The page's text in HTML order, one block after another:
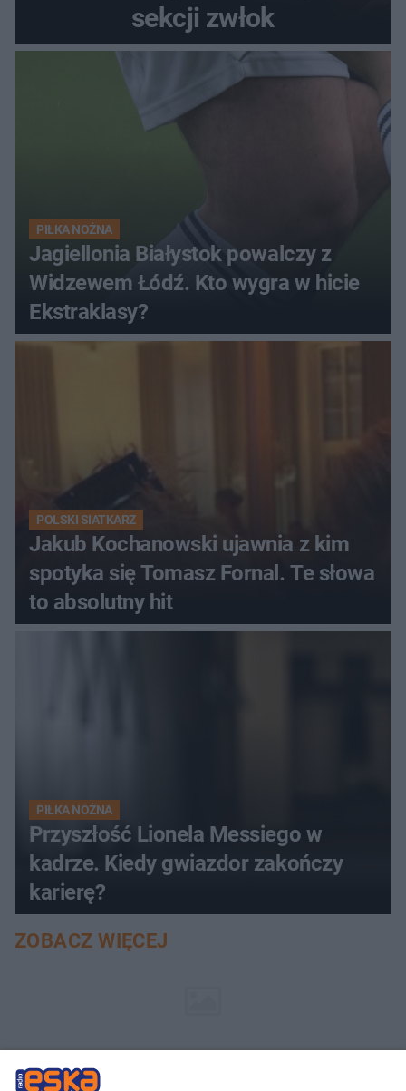
sekcji zwłok
PIŁKA NOŻNA
Jagiellonia Białystok powalczy z
Widzewem Łódź. Kto wygra w hicie
Ekstraklasy?
POLSKI SIATKARZ
Jakub Kochanowski ujawnia z kim
spotyka się Tomasz Fornal. Te słowa
to absolutny hit
PIŁKA NOŻNA
Przyszłość Lionela Messiego w
kadrze. Kiedy gwiazdor zakończy
karierę?
ZOBACZ WIĘCEJ